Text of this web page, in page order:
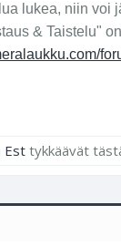
lukea, niin voi
& Taistelu"
Est tykkäävät